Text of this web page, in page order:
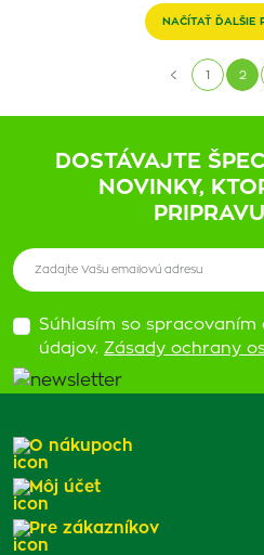
NAČÍTAŤ ĎALŠIE
1 2
DOSTÁVAJTE
NOVINKY,
Súhlasím so spracovaním
údajov. Zásady ochrany
O nákupoch
Môj účet
Pre zákazníkov